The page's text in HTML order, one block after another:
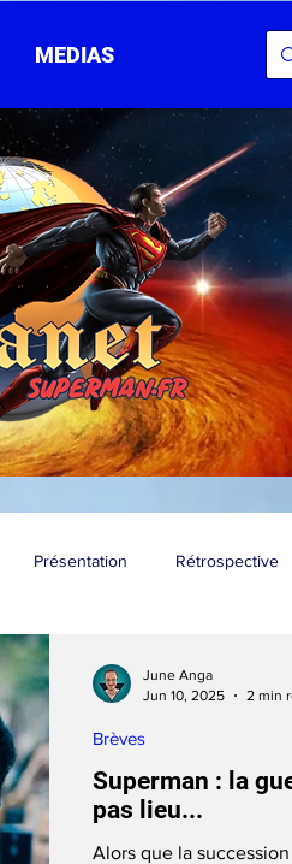
MEDIAS
Présentation Rétrospective
Superman : la
pas lieu...
Alors que la
Brèves
June Anga
Jun 10, 2025
2 min